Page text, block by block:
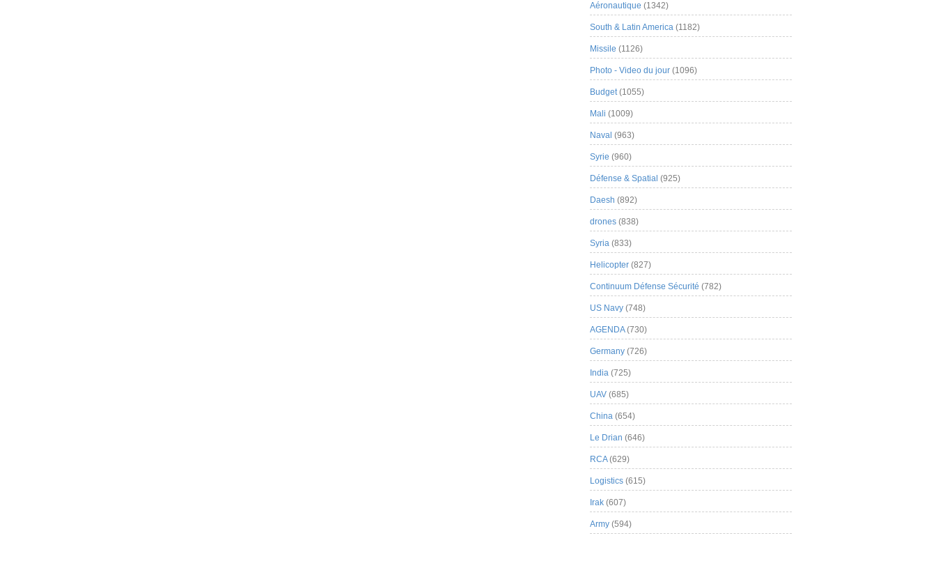
Aéronautique (1342)
South & Latin America (1182)
Missile (1126)
Photo - Video du jour (1096)
Budget(1055)
Mali (1009)
Naval (963)
Syrie (960)
Défense & Spatial (925)
Daesh (892)
drones (838)
Syria (833)
Helicopter (827)
Continuum Défense Sécurité (782)
US Navy (748)
AGENDA(730)
Germany (726)
India (725)
UAV (685)
China (654)
Le Drian (646)
RCA(629)
Logistics (615)
Irak (607)
Army (594)